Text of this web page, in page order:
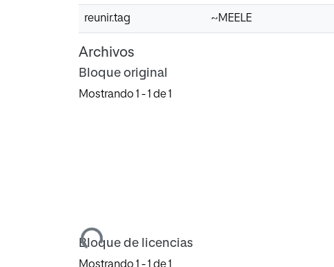
reunir.tag ~MEELE
Archivos
Bloque original
Mostrando 1 - 1 de 1
Cargando...
Bloque de licencias
Mostrando 1 - 1 de 1